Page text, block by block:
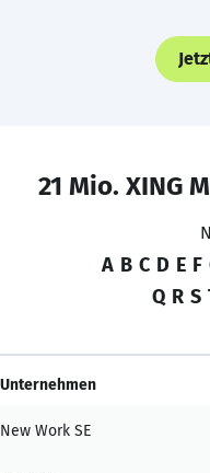
21 Mio. XING
A B C D E F
Q R S
Unternehmen
New Work SE